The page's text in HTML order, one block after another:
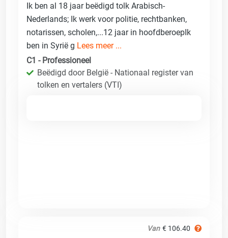
Ik ben al 18 jaar beëdigd tolk Arabisch-
Nederlands; Ik werk voor politie, rechtbanken,
notarissen, scholen,...12 jaar in hoofdberoepIk
ben in Syrië g Lees meer ...
C1 - Professioneel
Beëdigd door België - Nationaal register van
tolken en vertalers (VTI)
Van € 106.40